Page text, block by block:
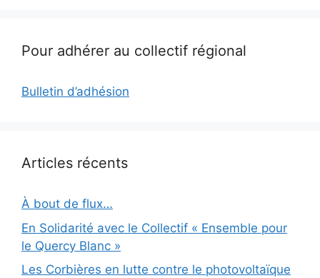
Pour adhérer au collectif régional
Bulletin d’adhésion
Articles récents
À bout de flux…
En Solidarité avec le Collectif « Ensemble pour
le Quercy Blanc »
Les Corbières en lutte contre le photovoltaïque